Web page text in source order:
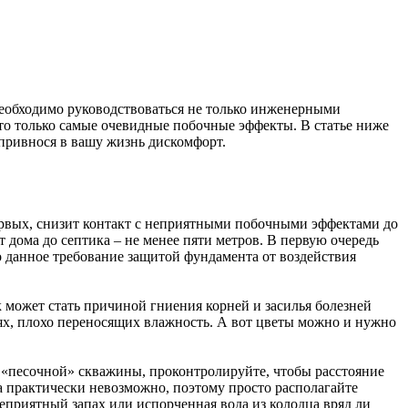
руководствоваться не только инженерными
только самые очевидные побочные эффекты. В статье ниже
в вашу жизнь дискомфорт.
снизит контакт с неприятными побочными эффектами до
до септика – не менее пяти метров. В первую очередь
требование защитой фундамента от воздействия
стать причиной гниения корней и засилья болезней
плохо переносящих влажность. А вот цветы можно и нужно
скважины, проконтролируйте, чтобы расстояние
невозможно, поэтому просто располагайте
запах или испорченная вода из колодца вряд ли